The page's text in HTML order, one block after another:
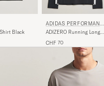
Black
ADIDAS PERFORMANC
E
ADIZERO Running Long
CHF 70